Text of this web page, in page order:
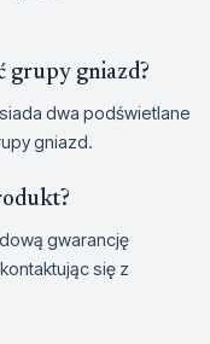
grupy gniazd?
dwa podświetlane
gniazd.
gwarancję
się z